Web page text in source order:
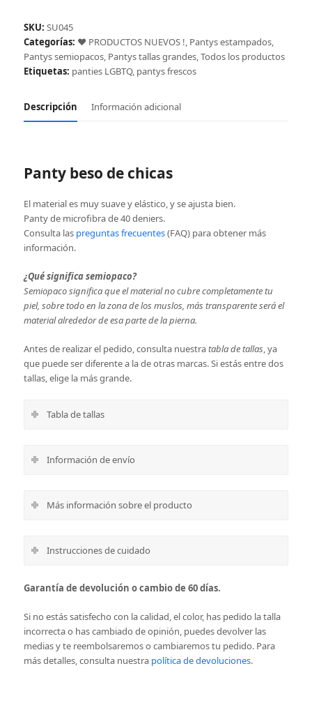
chicas
cantidad
SKU: SU045
Categorías: ❤️ PRODUCTOS NUEVOS !, Pantys estampados,
Pantys semiopacos, Pantys tallas grandes,Todos los productos
Etiquetas: panties LGBTQ, pantys frescos
Descripción Información adicional
Panty beso de chicas
El material es muy suave y elástico, y se ajusta bien.
Panty de microfibra de 40 deniers.
Consulta las preguntas frecuentes(FAQ) para obtener más
información.
¿Qué significa semiopaco?
Semiopaco significa que el material no cubre completamente tu
piel, sobre todo en la zona de los muslos, más transparente será el
material alrededor de esa parte de la pierna.
Antes de realizar el pedido, consulta nuestratabla de tallas, ya
que puede ser diferente a la de otras marcas. Si estás entre dos
tallas, elige la más grande.
Tabla de tallas
Información de envío
Más información sobre el producto
Instrucciones de cuidado
Garantía de devolución o cambio de 60 días.
Si no estás satisfecho con la calidad, el color, has pedido la talla
incorrecta o has cambiado de opinión, puedes devolver las
medias y te reembolsaremos o cambiaremos tu pedido. Para
más detalles, consulta nuestra política de devoluciones.